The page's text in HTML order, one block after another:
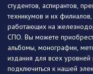
студентов, аспирантов,
техникумов и их
работающих на
СПО. Вы можете
альбомы, монографии,
издания для всех
подключиться к нашей